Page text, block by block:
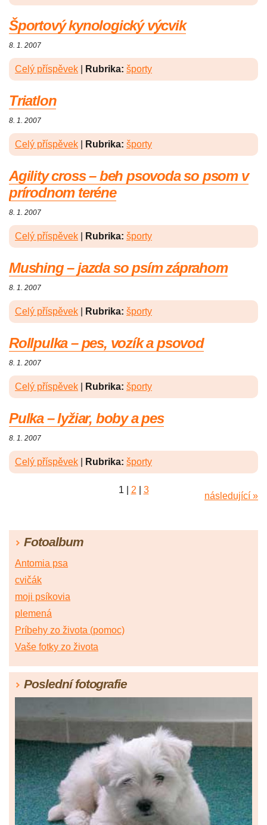
Športový kynologický výcvik
8. 1. 2007
Celý příspěvek Rubrika: športy
Triatlon
8. 1. 2007
Celý příspěvek Rubrika: športy
Agility cross – beh psovoda so psom v
prírodnom teréne
8. 1. 2007
Celý příspěvek Rubrika: športy
Mushing – jazda so psím záprahom
8. 1. 2007
Celý příspěvek Rubrika: športy
Rollpulka – pes, vozík a psovod
8. 1. 2007
Celý příspěvek Rubrika: športy
Pulka – lyžiar, boby a pes
8. 1. 2007
Celý příspěvek Rubrika: športy
1 2 3
následující »
Fotoalbum
Antomia psa
cvičák
moji psíkovia
plemená
Príbehy zo života (pomoc)
Vaše fotky zo života
Poslední fotografie